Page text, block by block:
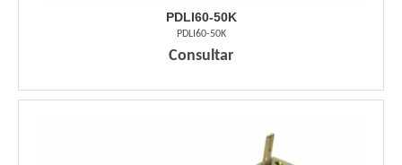
PDLI60-50K
PDLI60-50K
Consultar